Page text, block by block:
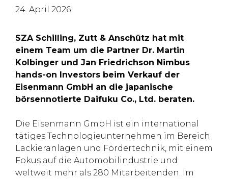
24. April 2026
SZA Schilling, Zutt & Anschütz hat mit
einem Team um die Partner Dr. Martin
Kolbinger und Jan Friedrichson Nimbus
hands-on Investors beim Verkauf der
Eisenmann GmbH an die japanische
börsennotierte Daifuku Co., Ltd. beraten.
Die Eisenmann GmbH ist ein international
tätiges Technologieunternehmen im Bereich
Lackieranlagen und Fördertechnik, mit einem
Fokus auf die Automobilindustrie und
weltweit mehr als 280 Mitarbeitenden. Im